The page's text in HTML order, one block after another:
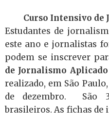
Curso Intensivo de
Estudantes de
este ano e jornalistas
podem se inscrever
de Jornalismo
realizado, em São
de dezembro. São
brasileiros. As fichas de